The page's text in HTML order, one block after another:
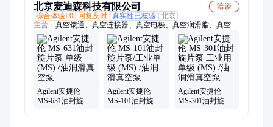
北京麦迪森科技有限公司
洽谈
综合体验L0
回复及时 真实性已核验 北京
主营： 真空馈通、真空连接器、真空电极、真空润滑脂、真空
泵、真空泵油、真空线缆、真空插针、真空贯穿件、低温真空脂
Agilent安捷伦
MS-631油封旋片
Agilent安捷伦
MS-101油封旋片
Agilent安捷伦
MS-301油封旋片